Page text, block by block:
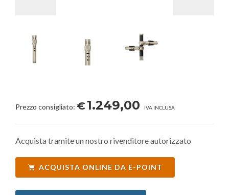
Prezzo consigliato: €1.249,00 IVA INCLUSA
Acquista tramite un nostro rivenditore autorizzato
ACQUISTA ONLINE DA E-POINT